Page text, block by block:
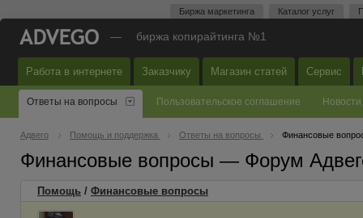
Биржа маркетинга Каталог услуг
— биржа копирайтинга №1
Работа в интернете Заказчику Магазин статей Сервис
Ответы на вопросы Пользовательское соглашение Новости
Адвего Помощь и поддержка Ответы на вопросы Финансовые
Финансовые вопросы — Форум
Помощь / Финансовые вопросы